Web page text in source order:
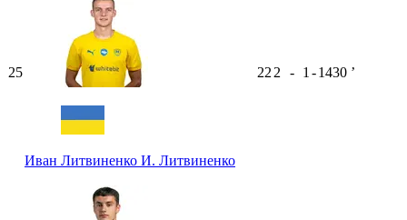
25
Иван Литвиненко И. Литвиненко
22 2 - 1 -1430 ʼ